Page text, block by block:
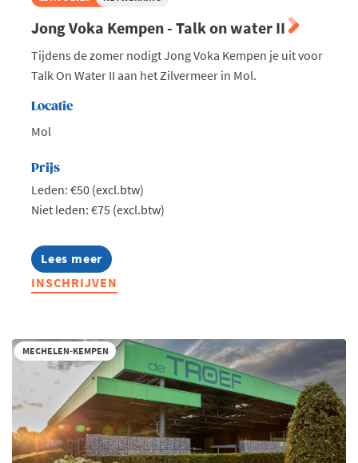
Jong Voka Kempen - Talk on water II
Tijdens de zomer nodigt Jong Voka Kempen je uit voor
Talk On Water II aan het Zilvermeer in Mol.
Locatie
Mol
Prijs
Leden: €50 (excl.btw)
Niet leden: €75 (excl.btw)
Lees meer
about
Jong
Voka
on
water
INSCHRIJVEN
MECHELEN-KEMPEN